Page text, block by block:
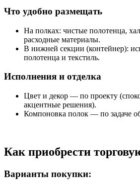
Что удобно размещать
На полках: чистые полотенца,
расходные материалы.
В нижней секции (контейнер):
полотенца и текстиль.
Исполнения и отделка
Цвет и декор — по проекту
акцентные решения).
Компоновка полок — по задаче
Как приобрести
Варианты покупки: